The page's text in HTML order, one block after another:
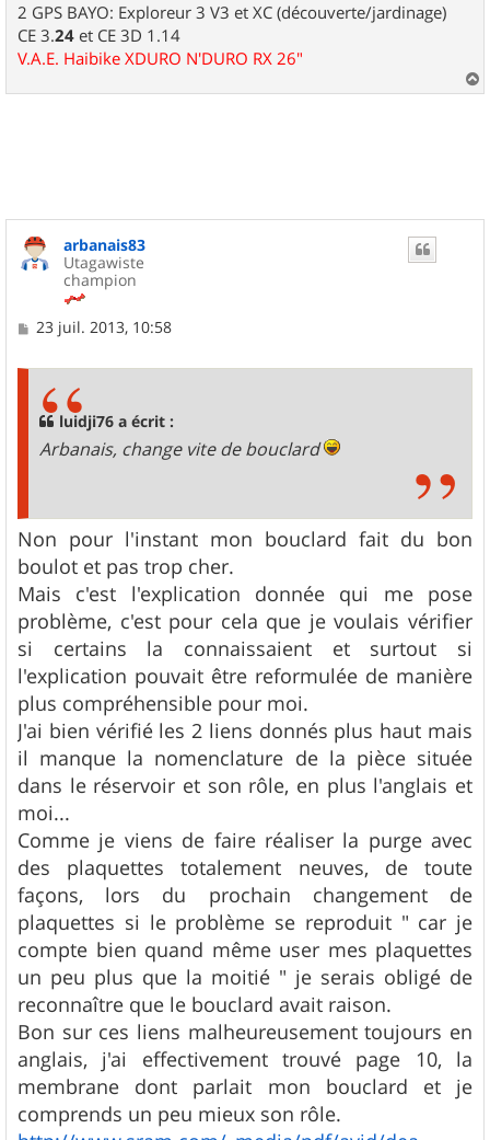
2 GPS BAYO: Exploreur 3 V3 et XC (découverte/jardinage)
CE 3.24 et CE 3D 1.14
V.A.E. Haibike XDURO N'DURO RX 26"
a
arbanais83
Utagawiste
champion
M
23 juil. 2013, 10:58
luidji76 a écrit :
Arbanais, change vite de bouclard
Non pour l'instant mon bouclard fait du bon
boulot et pas trop cher.
Mais c'est l'explication donnée qui me pose
problème, c'est pour cela que je voulais vérifier
si certains la connaissaient et surtout si
l'explication pouvait être reformulée de manière
plus compréhensible pour moi.
J'ai bien vérifié les 2 liens donnés plus haut mais
il manque la nomenclature de la pièce située
dans le réservoir et son rôle, en plus l'anglais et
moi...
Comme je viens de faire réaliser la purge avec
des plaquettes totalement neuves, de toute
façons, lors du prochain changement de
plaquettes si le problème se reproduit " car je
compte bien quand même user mes plaquettes
un peu plus que la moitié " je serais obligé de
reconnaître que le bouclard avait raison.
Bon sur ces liens malheureusement toujours en
anglais, j'ai effectivement trouvé page 10, la
membrane dont parlait mon bouclard et je
comprends un peu mieux son rôle.